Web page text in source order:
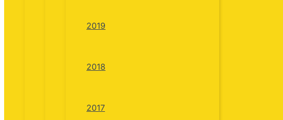
2019
2018
2017